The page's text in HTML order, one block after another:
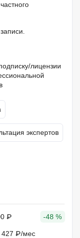
лицензии
экспертов
₽ -48 %
427 ₽/мес